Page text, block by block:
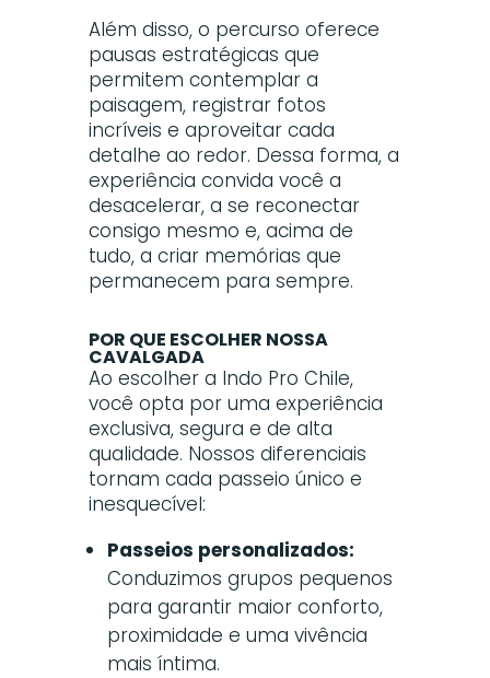
Além disso, o percurso oferece
pausas estratégicas que
permitem contemplar a
paisagem, registrar fotos
incríveis e aproveitar cada
detalhe ao redor. Dessa forma, a
experiência convida você a
desacelerar, a se reconectar
consigo mesmo e, acima de
tudo, a criar memórias que
permanecem para sempre.
POR QUE ESCOLHER NOSSA
CAVALGADA
Ao escolher a Indo Pro Chile,
você opta por uma experiência
exclusiva, segura e de alta
qualidade. Nossos diferenciais
tornam cada passeio único e
inesquecível:
Passeios personalizados:
Conduzimos grupos pequenos
para garantir maior conforto,
proximidade e uma vivência
mais íntima.